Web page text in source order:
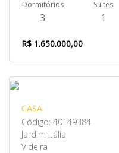
Dormitórios
3
Suites
1
R$ 1.650.000,00
CASA
Código: 40149384
Jardim Itália
Videira